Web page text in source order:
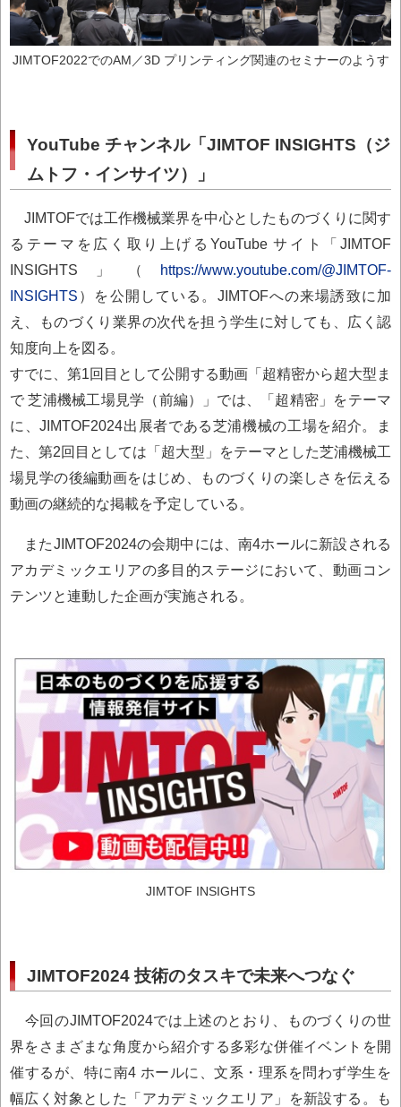
JIMTOF2022でのAM／3D プリンティング関連のセミナーのようす
YouTube チャンネル「JIMTOF INSIGHTS（ジ
ムトフ・インサイツ）」
JIMTOFでは工作機械業界を中心としたものづくりに関す
るテーマを広く取り上げるYouTube サイト「JIMTOF
INSIGHTS」（ https://www.youtube.com/@JIMTOF-
INSIGHTS ）を公開している。JIMTOFへの来場誘致に加
え、ものづくり業界の次代を担う学生に対しても、広く認
知度向上を図る。
すでに、第1回目として公開する動画「超精密から超大型ま
で 芝浦機械工場見学（前編）」では、「超精密」をテーマ
に、JIMTOF2024出展者である芝浦機械の工場を紹介。ま
た、第2回目としては「超大型」をテーマとした芝浦機械工
場見学の後編動画をはじめ、ものづくりの楽しさを伝える
動画の継続的な掲載を予定している。
またJIMTOF2024の会期中には、南4ホールに新設される
アカデミックエリアの多目的ステージにおいて、動画コン
テンツと連動した企画が実施される。
JIMTOF INSIGHTS
JIMTOF2024 技術のタスキで未来へつなぐ
今回のJIMTOF2024では上述のとおり、ものづくりの世
界をさまざまな角度から紹介する多彩な併催イベントを開
催するが、特に南4 ホールに、文系・理系を問わず学生を
幅広く対象とした「アカデミックエリア」を新設する。も